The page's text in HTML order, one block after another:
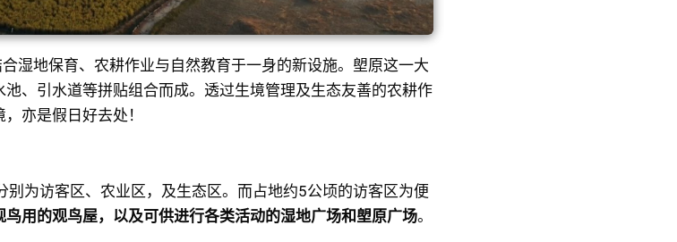
湿地保育、农耕作业与自然教育于一身的新设施。塱原这一大
、引水道等拼贴组合而成。透过生境管理及生态友善的农耕作
亦是假日好去处！
为访客区、农业区，及生态区。而占地约5公顷的访客区为便
鸟用的观鸟屋，以及可供进行各类活动的湿地广场和塱原广场。